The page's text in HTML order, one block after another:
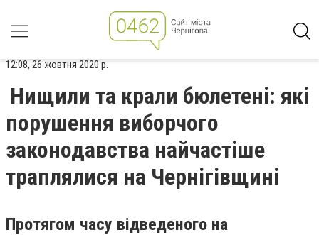
12:08, 26 жовтня 2020 р.
Нищили та крали бюлетені: які
порушення виборчого
законодавства найчастіше
траплялися на Чернігівщині
Протягом часу відведеного на